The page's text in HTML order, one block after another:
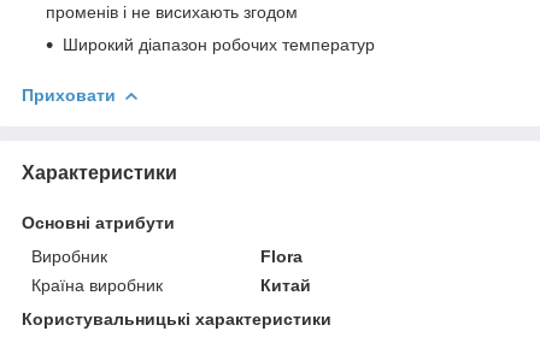
променів і не висихають згодом
Широкий діапазон робочих температур
Приховати
Характеристики
Основні атрибути
Виробник
Flora
Країна виробник
Китай
Користувальницькі характеристики